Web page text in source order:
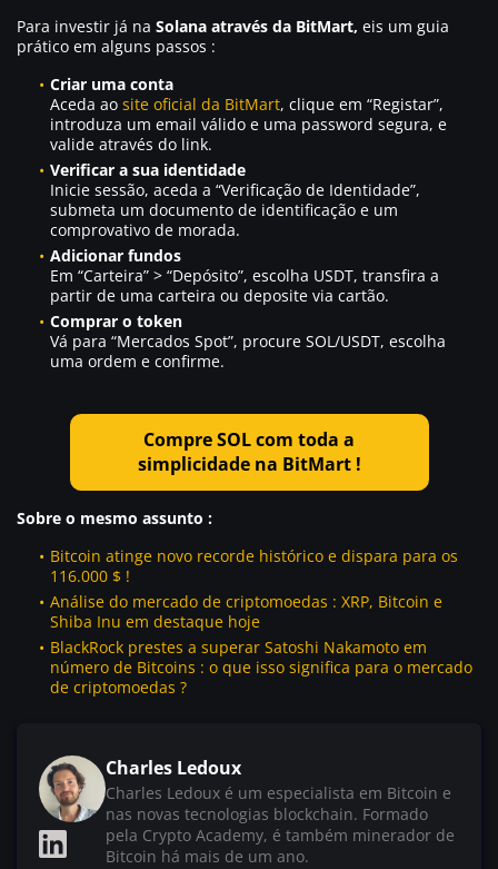
Para investir já na Solana através da BitMart, eis um guia
prático em alguns passos :
Criar uma conta
Aceda ao site oficial da BitMart, clique em “Registar”,
introduza um email válido e uma password segura, e
valide através do link.
Verificar a sua identidade
Inicie sessão, aceda a “Verificação de Identidade”,
submeta um documento de identificação e um
comprovativo de morada.
Adicionar fundos
Em “Carteira” > “Depósito”, escolha USDT, transfira a
partir de uma carteira ou deposite via cartão.
Comprar o token
Vá para “Mercados Spot”, procure SOL/USDT, escolha
uma ordem e confirme.
Compre SOL com toda a
simplicidade na BitMart !
Sobre o mesmo assunto :
Bitcoin atinge novo recorde histórico e dispara para os
116.000 $ !
Análise do mercado de criptomoedas : XRP, Bitcoin e
Shiba Inu em destaque hoje
BlackRock prestes a superar Satoshi Nakamoto em
número de Bitcoins : o que isso significa para o mercado
de criptomoedas ?
Charles Ledoux
Charles Ledoux é um especialista em Bitcoin e
nas novas tecnologias blockchain. Formado
pela Crypto Academy, é também minerador de
Bitcoin há mais de um ano.